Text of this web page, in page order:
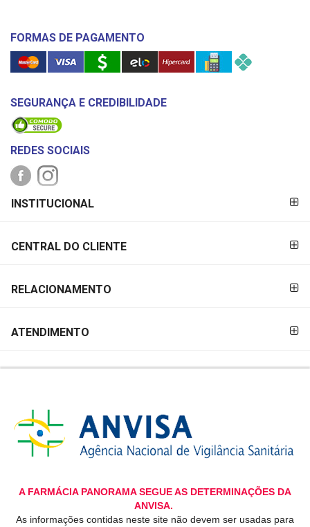
FORMAS DE PAGAMENTO
SEGURANÇA E CREDIBILIDADE
REDES SOCIAIS
PAGAMENTO
INSTITUCIONAL
CENTRAL DO CLIENTE
RELACIONAMENTO
ATENDIMENTO
A FARMÁCIA PANORAMA SEGUE AS DETERMINAÇÕES DA
ANVISA.
As informações contidas neste site não devem ser usadas para